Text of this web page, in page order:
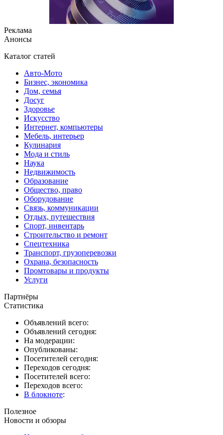
Реклама
Анонсы
Каталог статей
Авто-Мото
Бизнес, экономика
Дом, семья
Досуг
Здоровье
Искусство
Интернет, компьютеры
Мебель, интерьер
Кулинария
Мода и стиль
Наука
Недвижимость
Образование
Общество, право
Оборудование
Связь, коммуникации
Отдых, путешествия
Спорт, инвентарь
Строительство и ремонт
Спецтехника
Транспорт, грузоперевозки
Охрана, безопасность
Промтовары и продукты
Услуги
Партнёры
Статистика
Объявлений всего:
Объявлений сегодня:
На модерации:
Опубликованы:
Посетителей сегодня:
Переходов сегодня:
Посетителей всего:
Переходов всего:
В блокноте:
Полезное
Новости и обзоры